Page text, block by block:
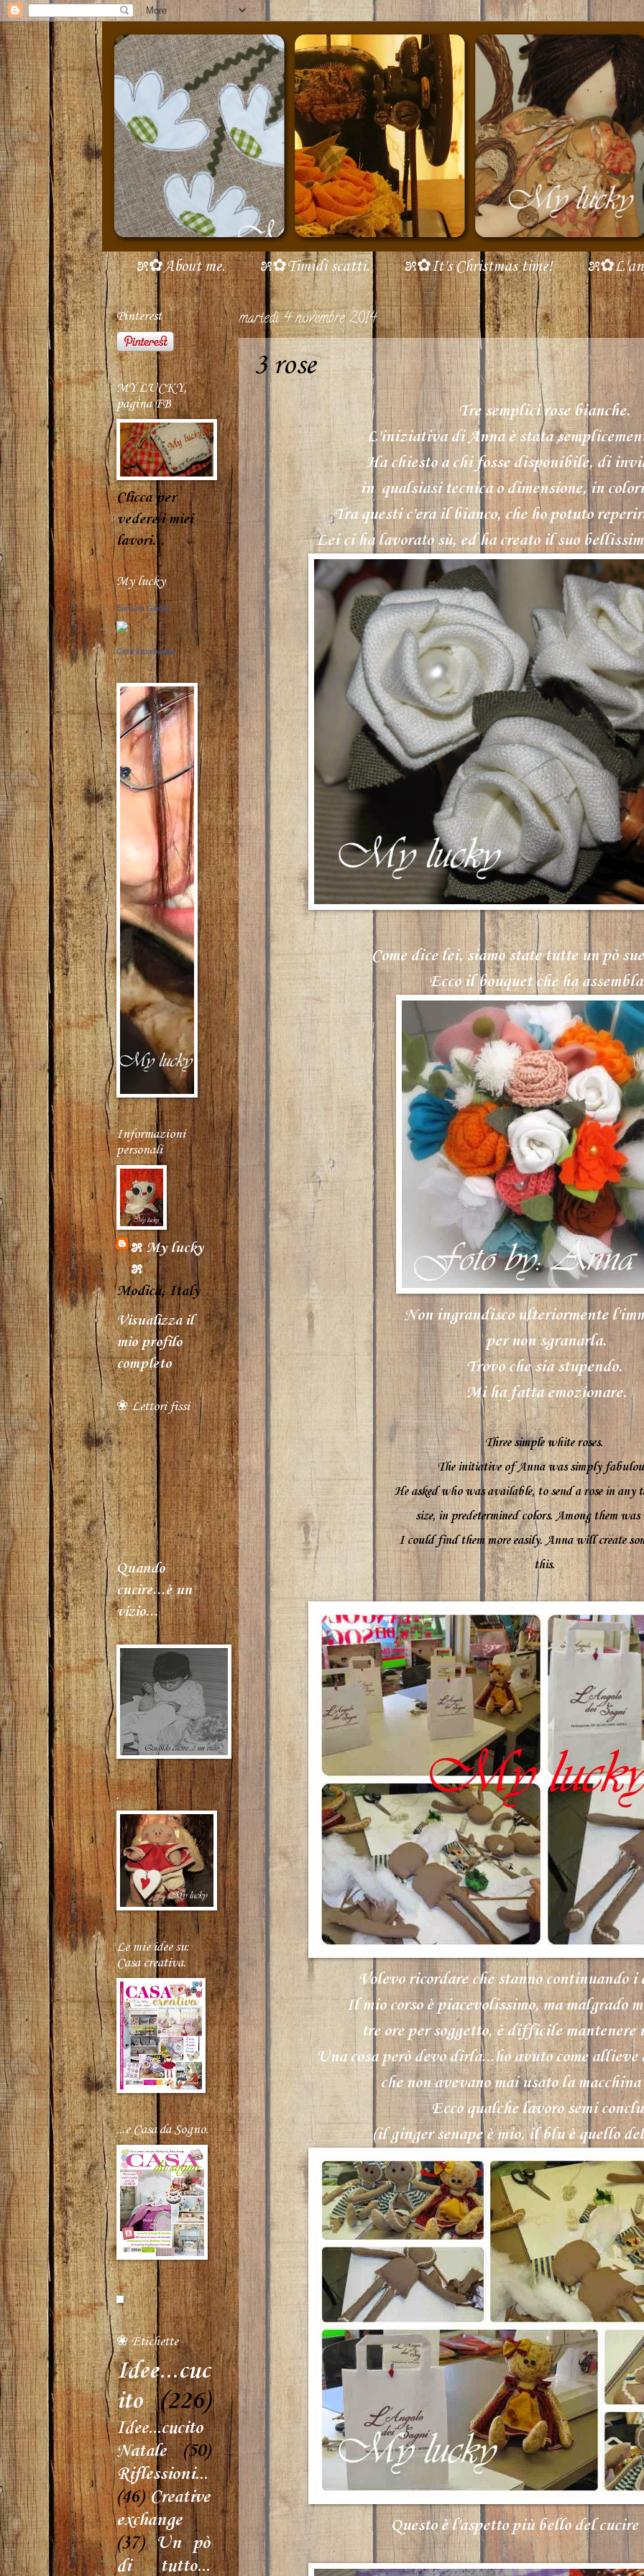
೫✿About me. ೫✿Timidi scatti. ೫✿It's Christmas time!
martedì 4 novembre 2014
3 rose
Tre semplici rose bianche.
L'iniziativa diAnnaè stata
Ha chiesto a chi fosse disponibile, di
in qualsiasi tecnica o dimensione, in
Tra questi c'era il bianco, che ho potuto
Lei ci ha lavorato sù, ed ha creato il suo
Come dice lei, siamo state tutte un pò
Ecco il bouquet che ha
Non ingrandisco ulteriormente
per non sgranarla.
Trovo che sia stupendo.
Mi ha fatta emozionare.
Three simple white roses.
The initiative of Anna was simply
He asked who was available, to send a rose in any
size,in predetermined colors.Among them was
I could find them more easily. Anna will create
this.
Volevo ricordare che stanno continuando
Il mio corso è piacevolissimo, ma malgrado
tre ore per soggetto, è difficile mantenere
Una cosa però devo dirla...ho avuto come
che non avevano mai usato la
Ecco qualche lavoro semi
(il ginger senape è mio, il blu è quello
Questo è l'aspetto più bellodel cucire
Pinterest
MY LUCKY,
pagina FB
Clicca per
vedere i miei
lavori...
My lucky
Barbara Giannì
Crea il tuo badge
Informazioni
personali
೫ My lucky
೫
Modica, Italy
Visualizza il
mio profilo
completo
❀ Lettori fissi
Quando
cucire...è un
vizio...
.
Le mie idee su:
Casa creativa.
...e Casa da Sogno.
❀ Etichette
Idee...cuc
ito
(226)
Idee...cucito
Natale
(50)
Riflessioni...
(46) Creative
exchange
(37) Un pò
di tutto...